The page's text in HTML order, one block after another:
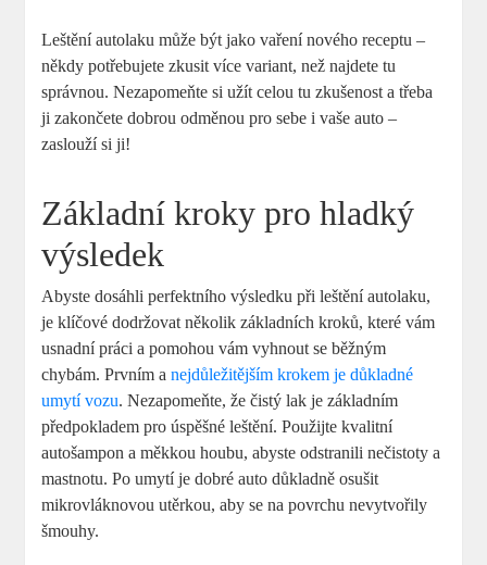
Leštění autolaku může být jako vaření nového receptu –
někdy potřebujete zkusit více variant, než najdete tu
správnou. Nezapomeňte si užít celou tu zkušenost a třeba
ji zakončete dobrou odměnou pro sebe i vaše auto –
zaslouží si ji!
Základní kroky pro hladký
výsledek
Abyste dosáhli perfektního výsledku při leštění autolaku,
je klíčové dodržovat několik základních kroků, které vám
usnadní práci a pomohou vám vyhnout se běžným
chybám. Prvním anejdůležitějším krokem je důkladné
umytí vozu. Nezapomeňte, že čistý lak je základním
předpokladem pro úspěšné leštění. Použijte kvalitní
autošampon a měkkou houbu, abyste odstranili nečistoty a
mastnotu. Po umytí je dobré auto důkladně osušit
mikrovláknovou utěrkou, aby se na povrchu nevytvořily
šmouhy.